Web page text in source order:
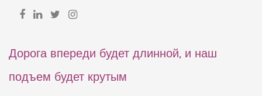
Дорога впереди будет длинной, и наш
подъем будет крутым